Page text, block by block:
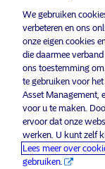
Kies uw
Land
België
Taal
Nederlands
Nordea Asset
grootste
met een
Noord-Amerika,
We gebruiken
verbeteren en ons
onze eigen cookies
die daarmee
ons toestemming
te gebruiken voor
Asset Management,
voor u te maken.
ervoor dat onze
werken. U kunt zelf
Lees meer over
gebruiken.